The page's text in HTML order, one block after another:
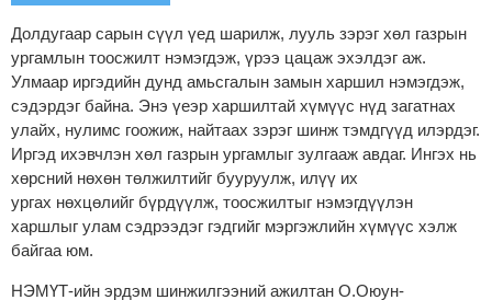
Долдугаар сарын сүүл үед шарилж, лууль зэрэг хөл газрын
ургамлын тоосжилт нэмэгдэж, үрээ цацаж эхэлдэг аж.
Улмаар иргэдийн дунд амьсгалын замын харшил нэмэгдэж,
сэдэрдэг байна. Энэ үеэр харшилтай хүмүүс нүд загатнах
улайх, нулимс гоожиж, найтаах зэрэг шинж тэмдгүүд илэрдэг.
Иргэд ихэвчлэн хөл газрын ургамлыг зулгааж авдаг. Ингэх нь
хөрсний нөхөн төлжилтийг бууруулж, илүү их
ургах нөхцөлийг бүрдүүлж, тоосжилтыг нэмэгдүүлэн
харшлыг улам сэдрээдэг гэдгийг мэргэжлийн хүмүүс хэлж
байгаа юм.
НЭМҮТ-ийн эрдэм шинжилгээний ажилтан О.Оюун-